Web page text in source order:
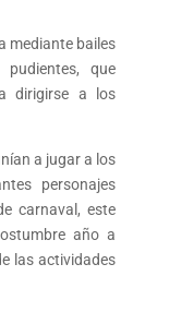
mediante bailes
que
dirigirse a los
a jugar a los
personajes
carnaval, este
año a
las actividades